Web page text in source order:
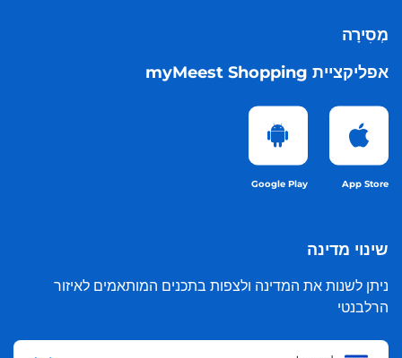
מְסִירָה
אפליקציית myMeest Shopping
App Store
Google Play
שינוי מדינה
ניתן לשנות את המדינה ולצפות בתכנים המותאמים לאיזור
הרלבנטי